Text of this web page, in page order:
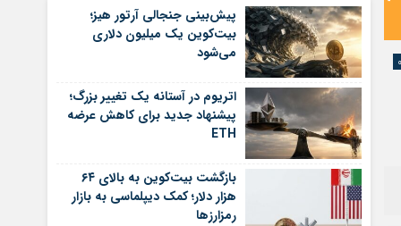
سروش
ایتا
آپارات
اپلیکیشن
رمز عبور
مرا به خاطر بسپار
صنعت خودرو کسب و کارهای گردشگری و هنر
گردشگری و هنر معدن و ورزش
پیش‌بینی جنجالی آرتور هیز؛
بیت‌کوین یک میلیون دلاری
می‌شود
اتریوم در آستانه یک تغییر بزرگ؛
پیشنهاد جدید برای کاهش عرضه
ETH
بازگشت بیت‌کوین به بالای ۶۴
هزار دلار؛ کمک دیپلماسی به بازار
رمزارزها